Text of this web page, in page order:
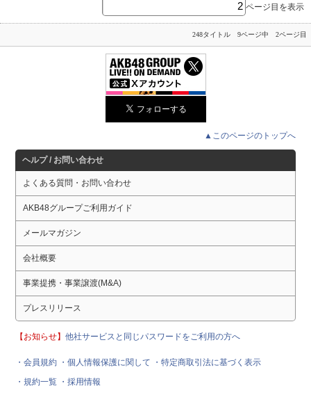
ページ目を表示
248タイトル 9ページ中 2ページ目
▲このページのトップへ
ヘルプ / お問い合わせ
よくある質問・お問い合わせ
AKB48グループご利用ガイド
メールマガジン
会社概要
事業提携・事業譲渡(M&A)
プレスリリース
【お知らせ】他社サービスと同じパスワードをご利用の方へ
・会員規約 ・個人情報保護に関して
・特定商取引法に基づく表示
・規約一覧 ・採用情報